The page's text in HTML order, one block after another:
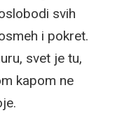
svih
i pokret.
svet je tu,
kapom ne